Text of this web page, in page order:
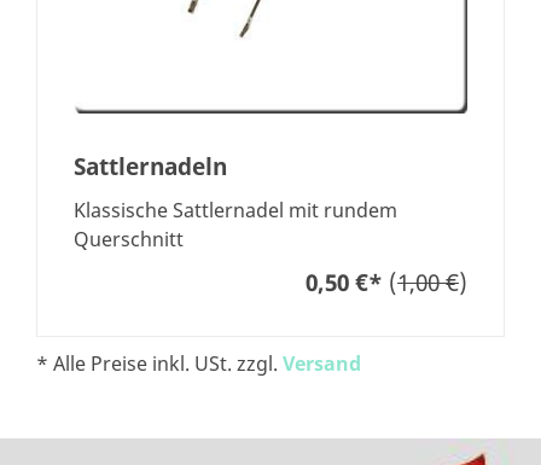
Sattlernadeln
Klassische Sattlernadel mit rundem
Querschnitt
0,50 €* (1,00 €)
* Alle Preise inkl. USt. zzgl. Versand